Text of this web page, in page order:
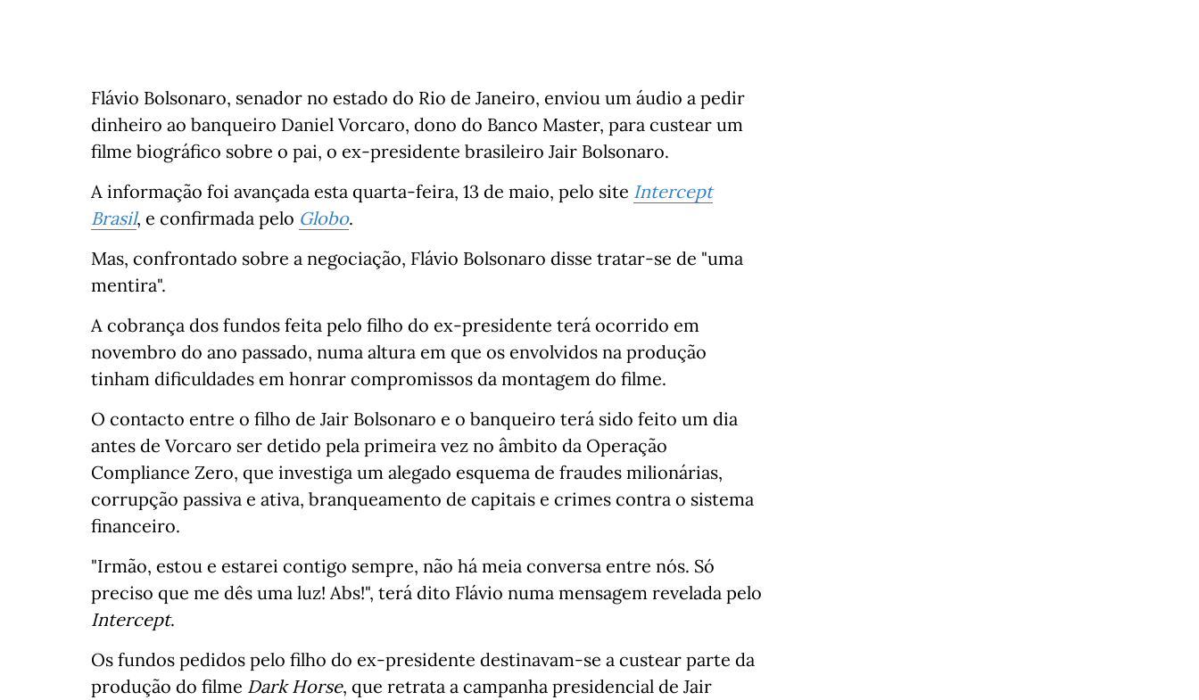
Flávio Bolsonaro, senador no estado do Rio de Janeiro, enviou um áudio a pedir
dinheiro ao banqueiro Daniel Vorcaro, dono do Banco Master, para custear um
filme biográfico sobre o pai, o ex-presidente brasileiro Jair Bolsonaro.
A informação foi avançada esta quarta-feira, 13 de maio, pelo site Intercept
Brasil, e confirmada pelo Globo.
Mas, confrontado sobre a negociação, Flávio Bolsonaro disse tratar-se de "uma
mentira".
A cobrança dos fundos feita pelo filho do ex-presidente terá ocorrido em
novembro do ano passado, numa altura em que os envolvidos na produção
tinham dificuldades em honrar compromissos da montagem do filme.
O contacto entre o filho de Jair Bolsonaro e o banqueiro terá sido feito um dia
antes de Vorcaro ser detido pela primeira vez no âmbito da Operação
Compliance Zero, que investiga um alegado esquema de fraudes milionárias,
corrupção passiva e ativa, branqueamento de capitais e crimes contra o sistema
financeiro.
"Irmão, estou e estarei contigo sempre, não há meia conversa entre nós. Só
preciso que me dês uma luz! Abs!", terá dito Flávio numa mensagem revelada pelo
Intercept.
Os fundos pedidos pelo filho do ex-presidente destinavam-se a custear parte da
produção do filme Dark Horse, que retrata a campanha presidencial de Jair